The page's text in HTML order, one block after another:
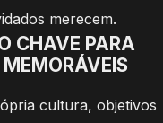
merecem.
CHAVE PARA
cultura, objetivos